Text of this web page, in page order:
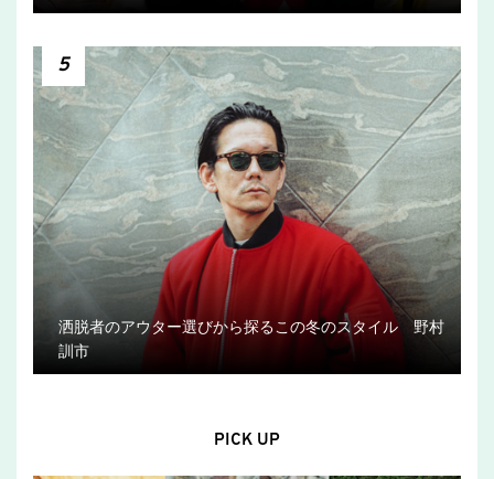
5
洒脱者のアウター選びから探るこの冬のスタイル 野村
訓市
PICK UP